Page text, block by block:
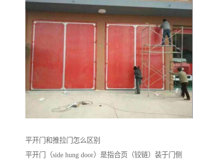
平开门和推拉门怎么区别
平开门（side hung door）是指合页（铰链）装于门侧